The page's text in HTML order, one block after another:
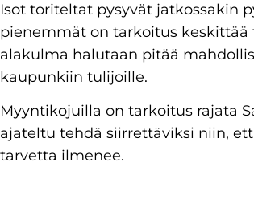
Isot toriteltat pysyvät jatkossakin
pienemmät on tarkoitus keskittää
alakulma halutaan pitää
kaupunkiin tulijoille.
Myyntikojuilla on tarkoitus rajata
ajateltu tehdä siirrettäviksi niin,
tarvetta ilmenee.